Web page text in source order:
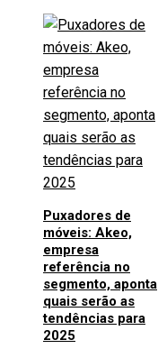
Puxadores de
móveis: Akeo,
empresa
referência no
segmento, aponta
quais serão as
tendências para
2025